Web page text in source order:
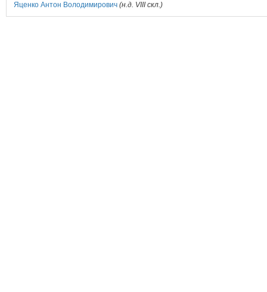
Яценко Антон Володимирович (н.д. VIII скл.)